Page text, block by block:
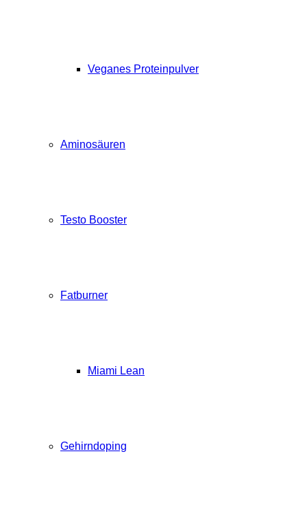
Veganes Proteinpulver
Aminosäuren
Testo Booster
Fatburner
Miami Lean
Gehirndoping